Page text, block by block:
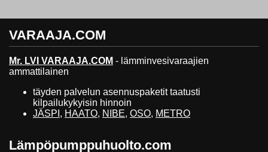
VARAAJA.COM
Mr. LVI VARAAJA.COM - lämminvesivaraajien
ammattilainen
täyden palvelun asennuspaketit taatusti
kilpailukykyisin hinnoin
JÄSPI , HAATO, NIBE, OSO, METRO
Lämpöpumppuhuolto.com